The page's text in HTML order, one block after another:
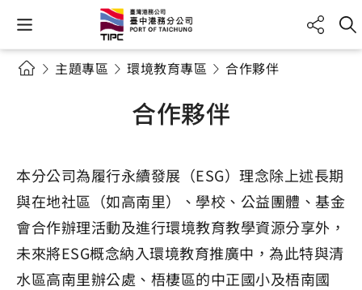
主題專區 環境教育專區 合作夥伴
合作夥伴
本分公司為履行永續發展（ESG）理念除上述長期
與在地社區（如高南里）、學校、公益團體、基金
會合作辦理活動及進行環境教育教學資源分享外，
未來將ESG概念納入環境教育推廣中，為此特與清
水區高南里辦公處、梧棲區的中正國小及梧南國